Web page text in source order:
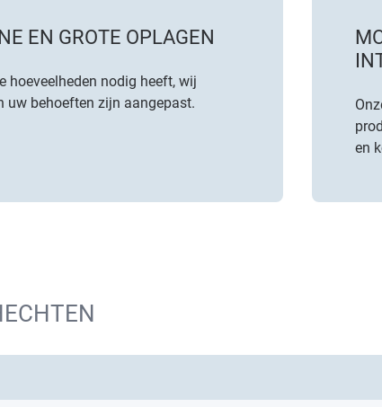
EN GROTE OPLAGEN
hoeveelheden nodig heeft, wij
uw behoeften zijn aangepast.
en